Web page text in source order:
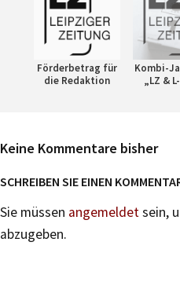
Förderbetrag für
die Redaktion
Kombi-
„LZ &
Keine Kommentare bisher
SCHREIBEN SIE EINEN
Sie müssen angemeldetsein,
abzugeben.